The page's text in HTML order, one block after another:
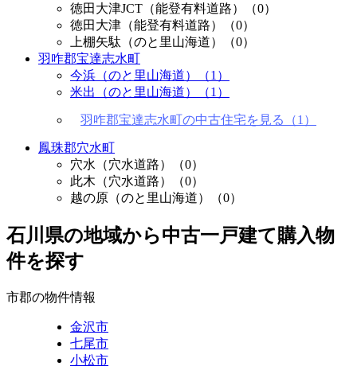
徳田大津JCT（能登有料道路）
（0）
徳田大津（能登有料道路）
（0）
上棚矢駄（のと里山海道）
（0）
羽咋郡宝達志水町
今浜（のと里山海道）
（1）
米出（のと里山海道）
（1）
羽咋郡宝達志水町の中古住宅を見る（1）
鳳珠郡穴水町
穴水（穴水道路）
（0）
此木（穴水道路）
（0）
越の原（のと里山海道）
（0）
石川県の地域から中古一戸建て購入物
件を探す
市郡の物件情報
金沢市
七尾市
小松市